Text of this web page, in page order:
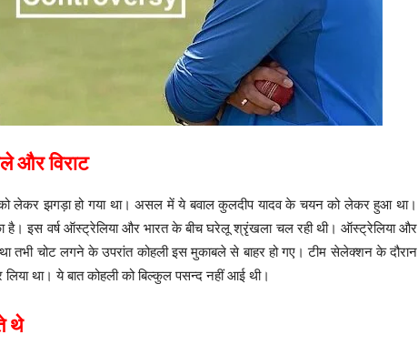
और विराट
लेकर झगड़ा हो गया था। असल में ये बवाल कुलदीप यादव के चयन को लेकर हुआ था।
है। इस वर्ष ऑस्ट्रेलिया और भारत के बीच घरेलू श्रृंखला चल रही थी। ऑस्ट्रेलिया और
था तभी चोट लगने के उपरांत कोहली इस मुकाबले से बाहर हो गए। टीम सेलेक्शन के दौरान
था। ये बात कोहली को बिल्कुल पसन्द नहीं आई थी।
थे